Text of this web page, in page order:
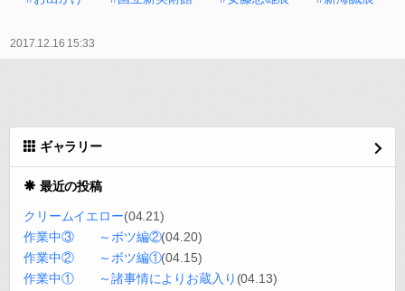
2017.12.16 15:33
ギャラリー
最近の投稿
クリームイエロー(04.21)
作業中③ ～ボツ編②(04.20)
作業中② ～ボツ編①(04.15)
作業中① ～諸事情によりお蔵入り (04.13)